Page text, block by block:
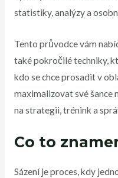
statistiky, analýzy a
Tento průvodce vám
také pokročilé techniky,
kdo se chce prosadit v
maximalizovat své šance
na strategii, trénink a
Co to
Sázení je proces, kdy